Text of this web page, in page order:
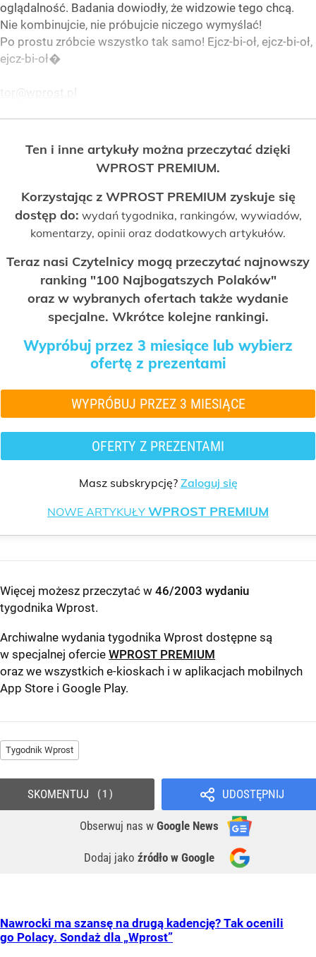
oglądalność. Badania dowiodły, że widzowie tego chcą.
Nie kombinujcie, nie próbujcie niczego wymyślać!
Po prostu zróbcie wszystko tak samo! Ejcz-bi-oł, ejcz-bi-oł,
ejcz-bi-oł�
tor@wprost.pl
Ten i inne artykuły można przeczytać dzięki
WPROST PREMIUM.
Korzystając z WPROST PREMIUM zyskuje się
dostęp do: wydań tygodnika, rankingów, wywiadów,
komentarzy, opinii oraz dodatkowych artykułów.
Teraz nasi Czytelnicy mogą przeczytać najnowszy
ranking "100 Najbogatszych Polaków"
oraz w wybranych ofertach także wydanie
specjalne. Wkrótce kolejne rankingi.
Wypróbuj przez 3 miesiące lub wybierz
ofertę z prezentami
WYPRÓBUJ PRZEZ 3 MIESIĄCE
OFERTY Z PREZENTAMI
Masz subskrypcję? Zaloguj się
NOWE ARTYKUŁY WPROST PREMIUM
Więcej możesz przeczytać w 46/2003 wydaniu
tygodnika Wprost.
Archiwalne wydania tygodnika Wprost dostępne są
w specjalnej ofercie WPROST PREMIUM
oraz we wszystkich e-kioskach i w aplikacjach mobilnych
App Store i Google Play.
Tygodnik Wprost
UDOSTĘPNIJ
Obserwuj nas w Google News
Dodaj jako źródło w Google
SKOMENTUJ 1
Nawrocki ma szansę na drugą kadencję? Tak ocenili
go Polacy. Sondaż dla „Wprost”